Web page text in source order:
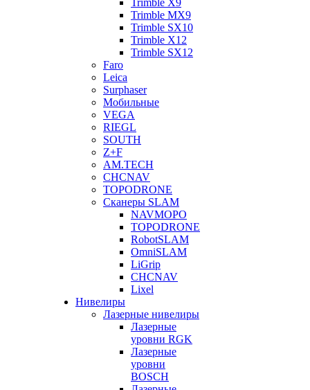
Trimble X9
Trimble MX9
Trimble SX10
Trimble X12
Trimble SX12
Faro
Leica
Surphaser
Мобильные
VEGA
RIEGL
SOUTH
Z+F
AM.TECH
CHCNAV
TOPODRONE
Сканеры SLAM
NAVMOPO
TOPODRONE
RobotSLAM
OmniSLAM
LiGrip
CHCNAV
Lixel
Нивелиры
Лазерные нивелиры
Лазерные
уровни RGK
Лазерные
уровни
BOSCH